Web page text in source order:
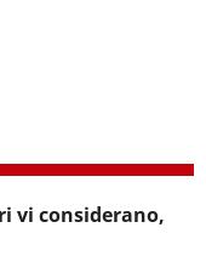
vi considerano,